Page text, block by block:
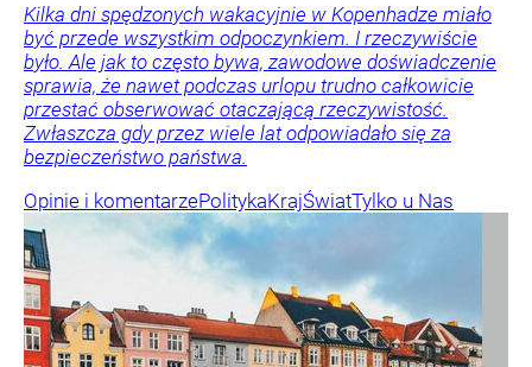
Kilka dni spędzonych wakacyjnie w Kopenhadze miało
być przede wszystkim odpoczynkiem. I rzeczywiście
było. Ale jak to często bywa, zawodowe doświadczenie
sprawia, że nawet podczas urlopu trudno całkowicie
przestać obserwować otaczającą rzeczywistość.
Zwłaszcza gdy przez wiele lat odpowiadało się za
bezpieczeństwo państwa.
Opinie i komentarzePolitykaKrajŚwiatTylko u Nas